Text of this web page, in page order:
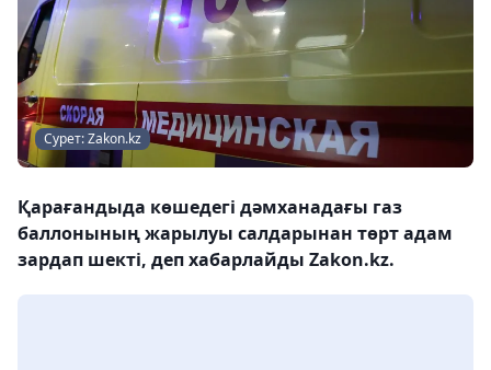
Сурет: Zakon.kz
Қарағандыда көшедегі дәмханадағы газ
баллонының жарылуы салдарынан төрт адам
зардап шекті, деп хабарлайды Zakon.kz.